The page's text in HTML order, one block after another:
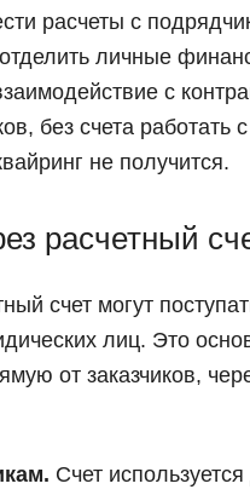
расчеты с
личные
с
без счета
не получится.
расчетный
счет могут
лиц. Это
от заказчиков,
Счет